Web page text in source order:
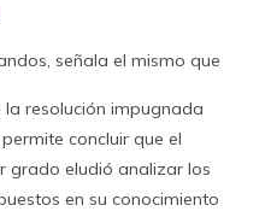
señala el mismo que
la resolución impugnada
concluir que el
grado eludió analizar los
en su conocimiento